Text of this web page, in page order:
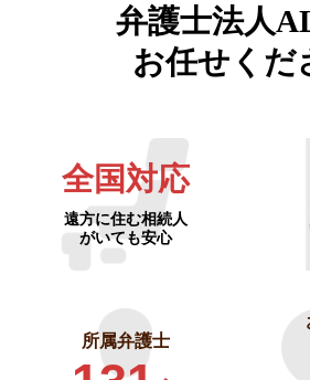
弁護士法人
お任せくだ
全国対応
遠方に住む相続人
がいても安心
所属弁護士